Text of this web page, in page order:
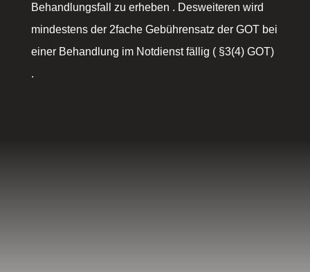
Behandlungsfall zu erheben . Desweiteren wird
mindestens der 2fache Gebührensatz der GOT bei
einer Behandlung im Notdienst fällig ( §3(4) GOT)
.